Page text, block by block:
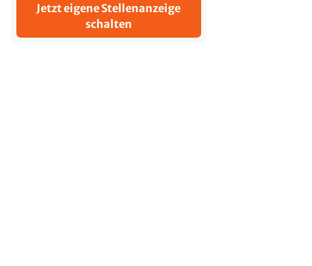
Jetzt eigene Stellenanzeige
schalten